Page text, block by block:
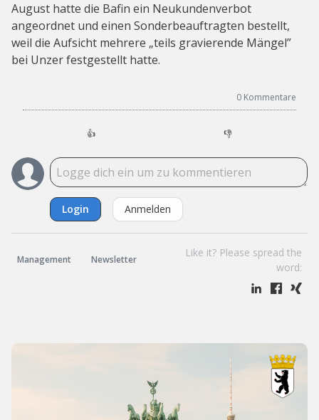
August hatte die Bafin ein Neukundenverbot
angeordnet und einen Sonderbeauftragten bestellt,
weil die Aufsicht mehrere „teils gravierende Mängel”
bei Unzer festgestellt hatte.
0 Kommentare
👍 👎
Login Anmelden
Management Newsletter
Like it? Please spread the
word: